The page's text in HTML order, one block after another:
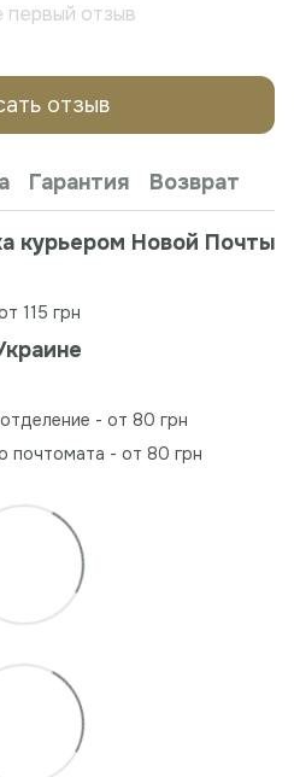
первый отзыв
отзыв
Гарантия Возврат
курьером Новой Почты
115 грн
- от 80 грн
почтомата - от 80 грн